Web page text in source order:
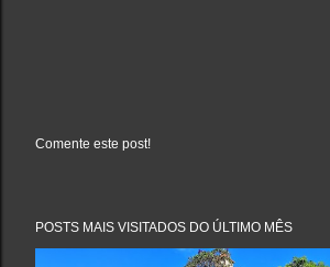
a
Comente este post!
POSTS MAIS VISITADOS DO ÚLTIMO MÊS